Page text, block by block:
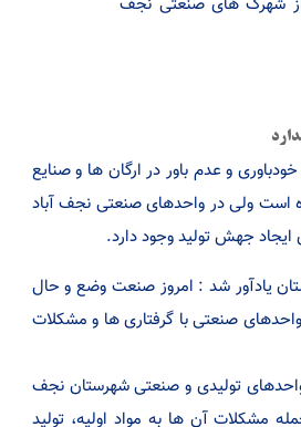
و عدم باور در ارگان ها و صنایع
است ولی در واحدهای صنعتی نجف آباد
جهش تولید وجود دارد.
یادآور شد : امروز صنعت وضع و حال
صنعتی با گرفتاری ها و مشکلات
تولیدی و صنعتی شهرستان نجف
مشکلات آن ها به مواد اولیه، تولید